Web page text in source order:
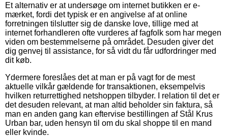
Et alternativ er at undersøge om internet butikken er e-
mærket, fordi det typisk er en angivelse af at online
forretningen tilslutter sig de danske love, tillige med at
internet forhandleren ofte vurderes af fagfolk som har megen
viden om bestemmelserne på området. Desuden giver det
dig genvej til assistance, for så vidt du får udfordringer med
dit køb.
Ydermere foreslåes det at man er på vagt for de mest
aktuelle vilkår gældende for transaktionen, eksempelvis
hvilken returrettighed netshoppen tilbyder. I relation til det er
det desuden relevant, at man altid beholder sin faktura, så
man en anden gang kan eftervise bestillingen af Stål Krus
Urban bar, uden hensyn til om du skal shoppe til en mand
eller kvinde.